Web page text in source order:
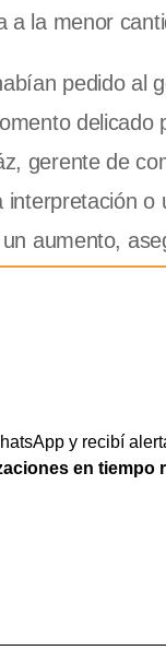
a la menor
pedido al
delicado
gerente de
o
aumento,
y recibí
en tiempo